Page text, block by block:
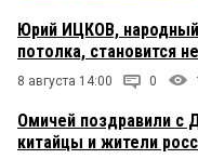
Юрий ИЦКОВ,
потолка, становится
8 августа 14:00 0
Омичей поздравили с
китайцы и жители